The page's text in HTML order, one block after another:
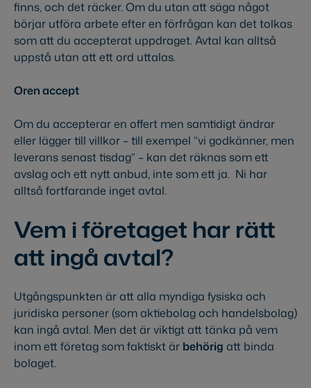
finns, och det räcker. Om du utan att säga något
börjar utföra arbete efter en förfrågan kan det tolkas
som att du accepterat uppdraget. Avtal kan alltså
uppstå utan att ett ord uttalas.
Oren accept
Om du accepterar en offert men samtidigt ändrar
eller lägger till villkor – till exempel ”vi godkänner, men
leverans senast tisdag” – kan det räknas som ett
avslag och ett nytt anbud, inte som ett ja. Ni har
alltså fortfarande inget avtal.
Vem i företaget har rätt
att ingå avtal?
Utgångspunkten är att alla myndiga fysiska och
juridiska personer (som aktiebolag och handelsbolag)
kan ingå avtal. Men det är viktigt att tänka på vem
inom ett företag som faktiskt är behörig att binda
bolaget.